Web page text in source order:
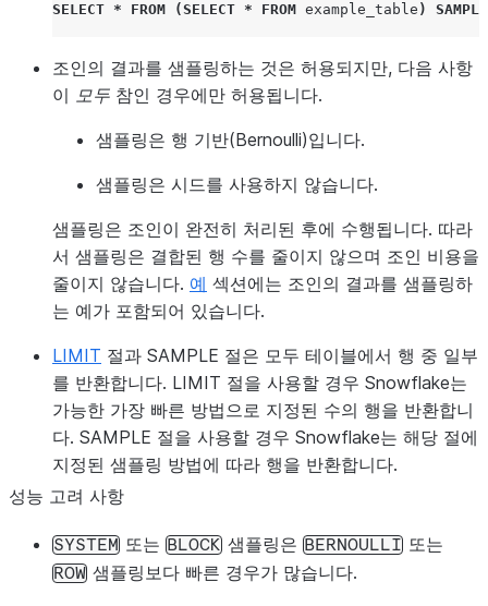
SELECT * FROM (SELECT * FROM example_table ) SAMPLE
조인의 결과를 샘플링하는 것은 허용되지만, 다음 사항
이 모두 참인 경우에만 허용됩니다.
샘플링은 행 기반(Bernoulli)입니다.
샘플링은 시드를 사용하지 않습니다.
샘플링은 조인이 완전히 처리된 후에 수행됩니다. 따라
서 샘플링은 결합된 행 수를 줄이지 않으며 조인 비용을
줄이지 않습니다. 예 섹션에는 조인의 결과를 샘플링하
는 예가 포함되어 있습니다.
LIMIT 절과 SAMPLE 절은 모두 테이블에서 행 중 일부
를 반환합니다. LIMIT 절을 사용할 경우 Snowflake는
가능한 가장 빠른 방법으로 지정된 수의 행을 반환합니
다. SAMPLE 절을 사용할 경우 Snowflake는 해당 절에
지정된 샘플링 방법에 따라 행을 반환합니다.
성능 고려 사항
SYSTEM 또는 BLOCK 샘플링은 BERNOULLI 또는
ROW 샘플링보다 빠른 경우가 많습니다.